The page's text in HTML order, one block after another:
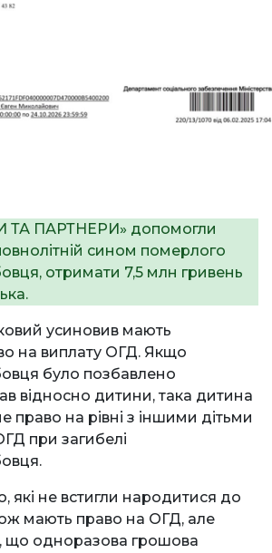
ТА ПАРТНЕРИ» допомогли
сином померлого
отримати 7,5 млн гривень
усиновив мають
на виплату ОГД. Якщо
було позбавлено
відносно дитини, така дитина
право на рівні з іншими дітьми
при загибелі
які не встигли народитися до
мають право на ОГД, але
що одноразова грошова